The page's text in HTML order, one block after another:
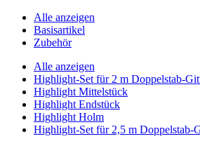
Alle anzeigen
Basisartikel
Zubehör
Alle anzeigen
Highlight-Set für 2 m Doppelstab-
Highlight Mittelstück
Highlight Endstück
Highlight Holm
Highlight-Set für 2,5 m Doppelstab-